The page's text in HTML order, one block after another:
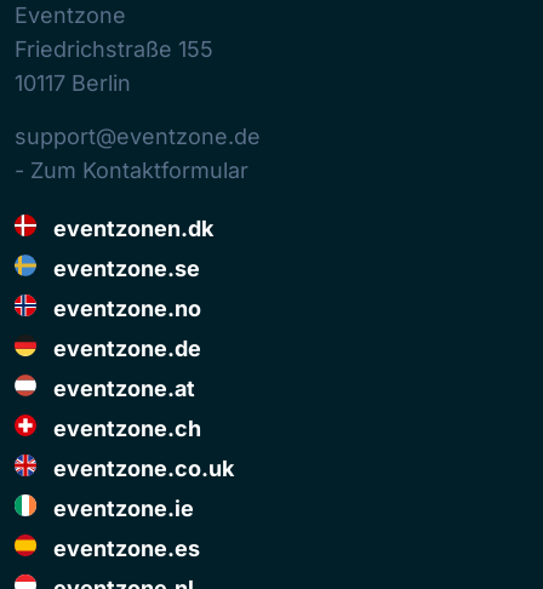
Eventzone
Friedrichstraße 155
10117 Berlin
support@eventzone.de
- Zum Kontaktformular
eventzonen.dk
eventzone.se
eventzone.no
eventzone.de
eventzone.at
eventzone.ch
eventzone.co.uk
eventzone.ie
eventzone.es